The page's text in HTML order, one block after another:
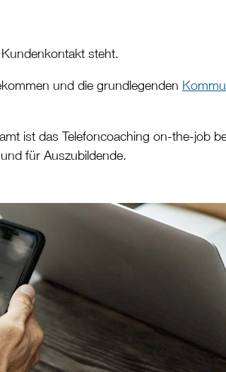
steht.
und die grundlegenden
ist das Telefoncoaching on-the-job
für Auszubildende.